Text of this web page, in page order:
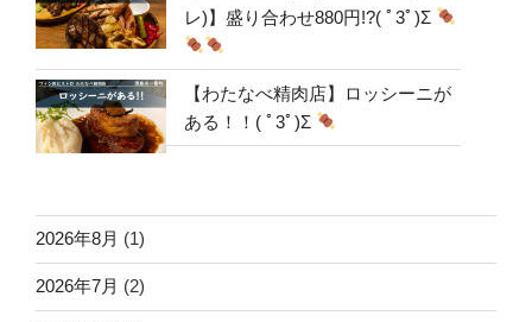
レ)】盛り合わせ880円!?( ﾟ3ﾟ)Σ
【わたなべ精肉店】ロッシーニが
ある！！( ﾟ3ﾟ)Σ
2026年8月 (1)
2026年7月 (2)